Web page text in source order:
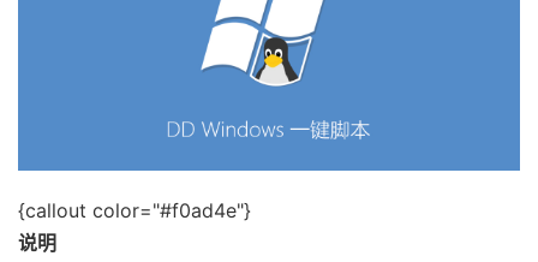
{callout color="#f0ad4e"}
说明